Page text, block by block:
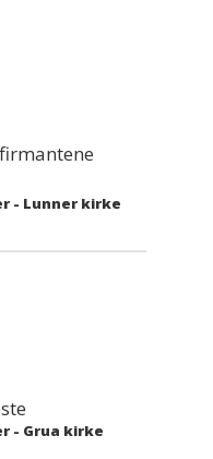
- Lunner kirke
- Grua kirke